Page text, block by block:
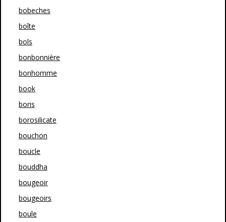
bobeches
boîte
bols
bonbonnière
bonhomme
book
boris
borosilicate
bouchon
boucle
bouddha
bougeoir
bougeoirs
boule